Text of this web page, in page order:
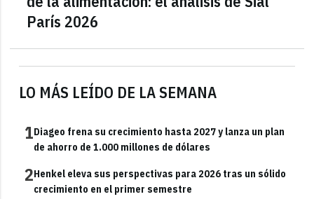
LO MÁS LEÍDO DE LA SEMANA
1Diageo frena su crecimiento hasta 2027 y lanza un plan
de ahorro de 1.000 millones de dólares
2Henkel eleva sus perspectivas para 2026 tras un sólido
crecimiento en el primer semestre
París 2026